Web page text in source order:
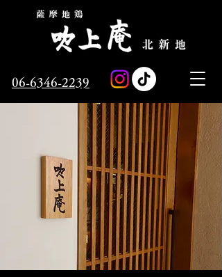
06-6346-2239